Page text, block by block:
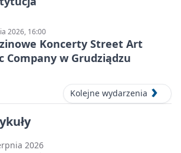
2026, 16:00
Koncerty Street Art
Company w Grudziądzu
Kolejne wydarzenia
2026